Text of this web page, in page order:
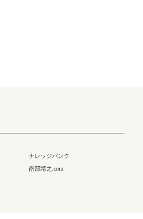
ナレッジバンク
南部靖之.com